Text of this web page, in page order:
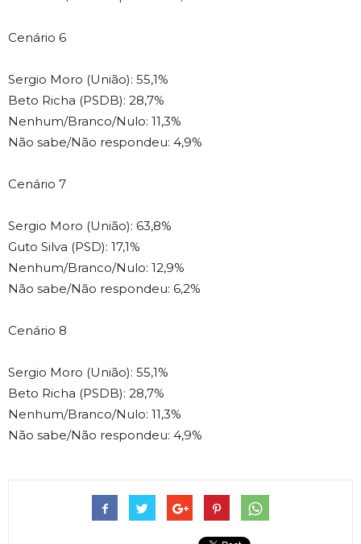
Cenário 6
Sergio Moro (União): 55,1%
Beto Richa (PSDB): 28,7%
Nenhum/Branco/Nulo: 11,3%
Não sabe/Não respondeu: 4,9%
Cenário 7
Sergio Moro (União): 63,8%
Guto Silva (PSD): 17,1%
Nenhum/Branco/Nulo: 12,9%
Não sabe/Não respondeu: 6,2%
Cenário 8
Sergio Moro (União): 55,1%
Beto Richa (PSDB): 28,7%
Nenhum/Branco/Nulo: 11,3%
Não sabe/Não respondeu: 4,9%